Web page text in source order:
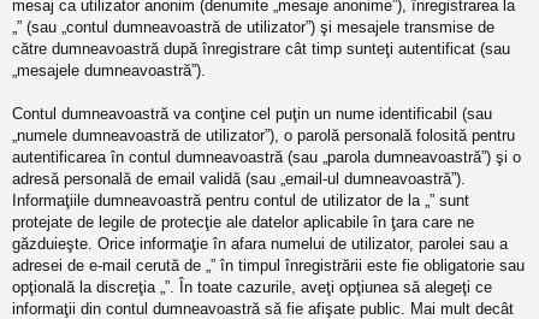
mesaj ca utilizator anonim (denumite „mesaje anonime”), înregistrarea la
„” (sau „contul dumneavoastră de utilizator”) şi mesajele transmise de
către dumneavoastră după înregistrare cât timp sunteţi autentificat (sau
„mesajele dumneavoastră”).
Contul dumneavoastră va conţine cel puţin un nume identificabil (sau
„numele dumneavoastră de utilizator”), o parolă personală folosită pentru
autentificarea în contul dumneavoastră (sau „parola dumneavoastră”) şi o
adresă personală de email validă (sau „email-ul dumneavoastră”).
Informaţiile dumneavoastră pentru contul de utilizator de la „” sunt
protejate de legile de protecţie ale datelor aplicabile în ţara care ne
găzduieşte. Orice informaţie în afara numelui de utilizator, parolei sau a
adresei de e-mail cerută de „” în timpul înregistrării este fie obligatorie sau
opţională la discreţia „”. În toate cazurile, aveţi opţiunea să alegeţi ce
informaţii din contul dumneavoastră să fie afişate public. Mai mult decât